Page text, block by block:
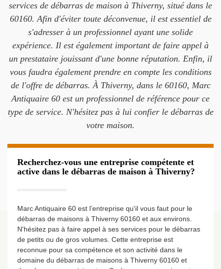
services de débarras de maison à Thiverny, situé dans le
60160. Afin d'éviter toute déconvenue, il est essentiel de
s'adresser à un professionnel ayant une solide
expérience. Il est également important de faire appel à
un prestataire jouissant d'une bonne réputation. Enfin, il
vous faudra également prendre en compte les conditions
de l'offre de débarras. À Thiverny, dans le 60160, Marc
Antiquaire 60 est un professionnel de référence pour ce
type de service. N'hésitez pas à lui confier le débarras de
votre maison.
Recherchez-vous une entreprise compétente et
active dans le débarras de maison à Thiverny?
Marc Antiquaire 60 est l’entreprise qu'il vous faut pour le
débarras de maisons à Thiverny 60160 et aux environs.
N'hésitez pas à faire appel à ses services pour le débarras
de petits ou de gros volumes. Cette entreprise est
reconnue pour sa compétence et son activité dans le
domaine du débarras de maisons à Thiverny 60160 et